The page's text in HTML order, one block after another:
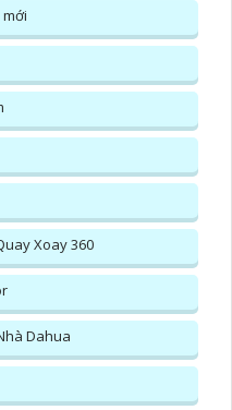
Xoay 360
Dahua